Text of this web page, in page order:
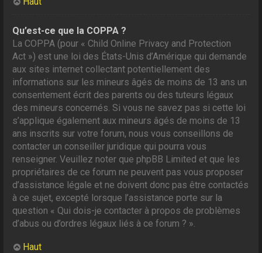
Qu’est-ce que la COPPA ?
La COPPA (pour « Child Online Privacy and Protection
Act ») est une loi des États-Unis d’Amérique qui demande
aux sites internet collectant potentiellement des
informations sur les mineurs âgés de moins de 13 ans un
consentement écrit des parents ou des tuteurs légaux
des mineurs concernés. Si vous ne savez pas si cette loi
s’applique également aux mineurs âgés de moins de 13
ans inscrits sur votre forum, nous vous conseillons de
contacter un conseiller juridique qui pourra vous
renseigner. Veuillez noter que phpBB Limited et que les
propriétaires de ce forum ne peuvent pas vous proposer
d’assistance légale et ne doivent donc pas être contactés
à ce sujet, excepté lorsque l’assistance porte sur la
question « Qui dois-je contacter à propos de problèmes
d’abus ou d’ordres légaux liés à ce forum ? ».
Haut